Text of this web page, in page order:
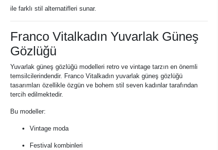
ile farklı stil alternatifleri sunar.
Franco Vitalkadın Yuvarlak Güneş
Gözlüğü
Yuvarlak güneş gözlüğü modelleri retro ve vintage tarzın en önemli
temsilcilerindendir. Franco Vitalkadın yuvarlak güneş gözlüğü
tasarımları özellikle özgün ve bohem stil seven kadınlar tarafından
tercih edilmektedir.
Bu modeller:
Vintage moda
Festival kombinleri